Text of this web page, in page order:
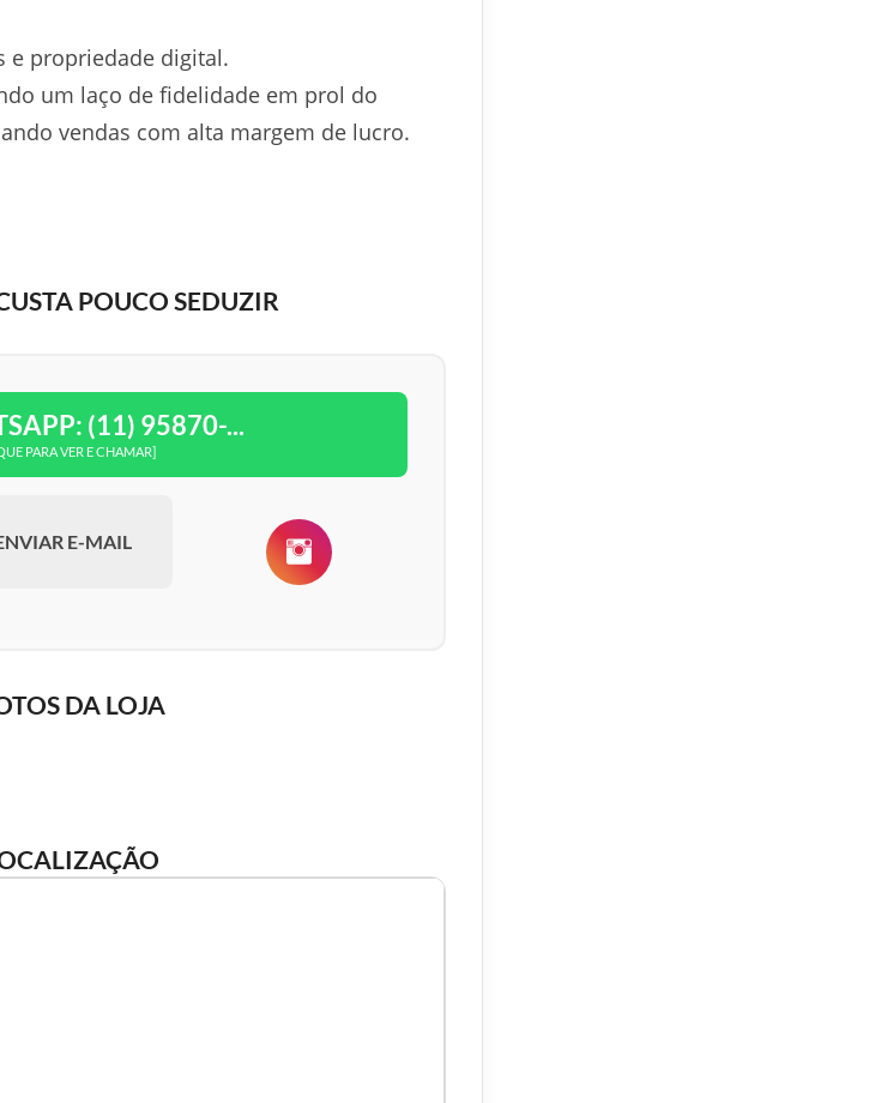
e propriedade digital.
um laço de fidelidade em prol do
vendas com alta margem de lucro.
POUCO SEDUZIR
(11) 95870-...
PARA VER E CHAMAR]
E-MAIL
DA LOJA